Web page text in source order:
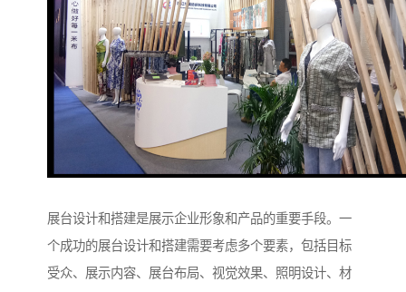
展台设计和搭建是展示企业形象和产品的重要手段。一
个成功的展台设计和搭建需要考虑多个要素，包括目标
受众、展示内容、展台布局、视觉效果、照明设计、材